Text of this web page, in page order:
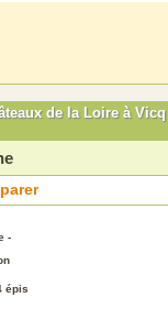
de la Loire à Vicq
-
épis